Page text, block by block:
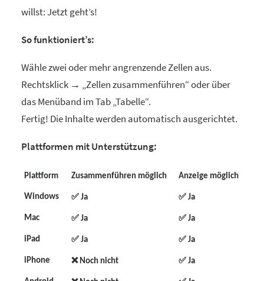
willst: Jetzt geht’s!
So funktioniert’s:
Wähle zwei oder mehr angrenzende Zellen aus.
Rechtsklick → „Zellen zusammenführen“ oder über
das Menüband im Tab „Tabelle“.
Fertig! Die Inhalte werden automatisch ausgerichtet.
Plattformen mit Unterstützung:
Plattform Zusammenführen möglich Anzeige möglich
Windows ✅ Ja ✅ Ja
Mac ✅ Ja ✅ Ja
iPad ✅ Ja ✅ Ja
iPhone ❌Noch nicht ✅ Ja